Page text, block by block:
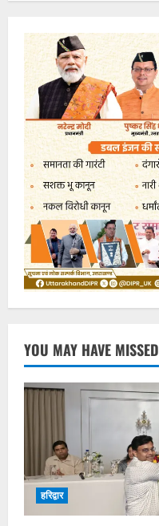
YOU MAY HAVE MISSED
हरिद्वार